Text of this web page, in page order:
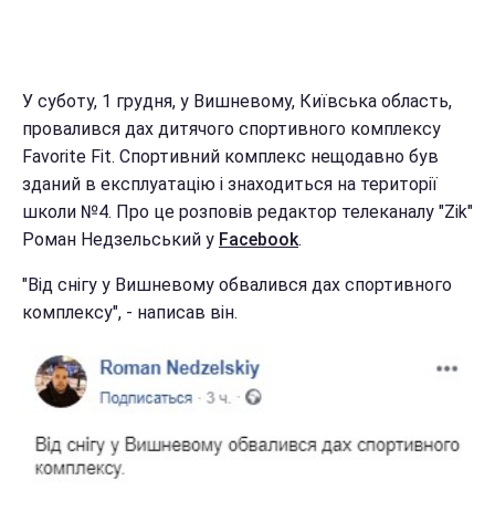
У суботу, 1 грудня, у Вишневому, Київська область,
провалився дах дитячого спортивного комплексу
Favorite Fit. Спортивний комплекс нещодавно був
зданий в експлуатацію і знаходиться на території
школи №4. Про це розповів редактор телеканалу "Zik"
Роман Недзельський у Facebook.
"Від снігу у Вишневому обвалився дах спортивного
комплексу", - написав він.